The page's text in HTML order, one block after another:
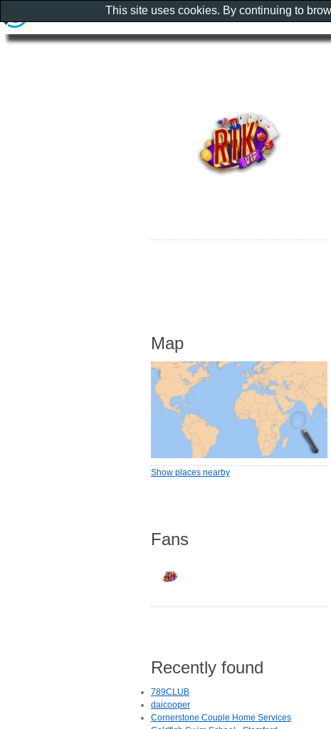
Map
Show places nearby
Fans
Recently found
789CLUB
daicooper
Cornerstone Couple Home Services
This site uses cookies. By continuing to